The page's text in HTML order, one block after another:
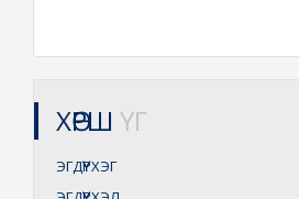
ХӨРШ ҮГ
ЭГДҮҮРХЭГ